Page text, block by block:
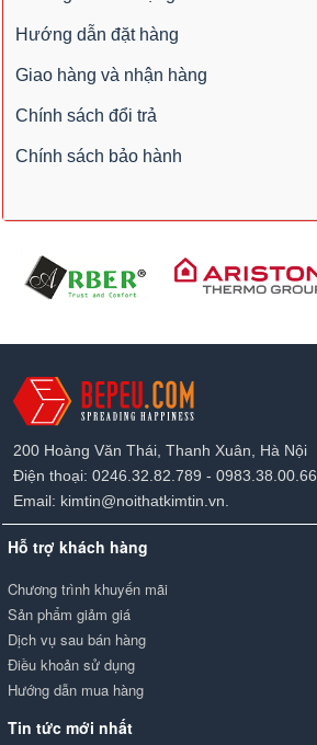
Hướng dẫn đặt hàng
Giao hàng và nhận hàng
Chính sách đổi trả
Chính sách bảo hành
200 Hoàng Văn Thái, Thanh Xuân, Hà Nội
Điện thoại: 0246.32.82.789 - 0983.38.00.66.
Email: kimtin@noithatkimtin.vn.
Hỗ trợ khách hàng
Chương trình khuyến mãi
Sản phẩm giảm giá
Dịch vụ sau bán hàng
Điều khoản sử dụng
Hướng dẫn mua hàng
Tin tức mới nhất